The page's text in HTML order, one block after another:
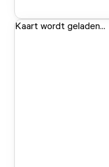
Kaart wordt geladen...